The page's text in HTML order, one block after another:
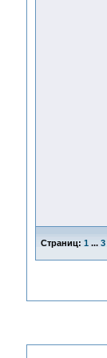
Страниц: 1 ... 3